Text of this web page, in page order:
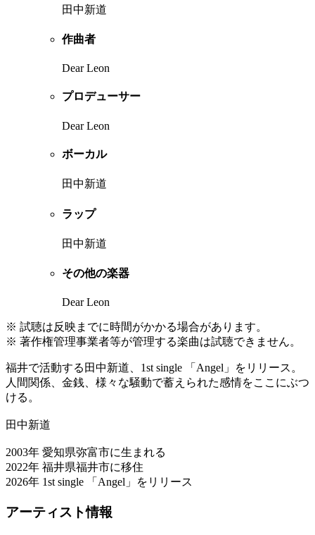
田中新道
作曲者
Dear Leon
プロデューサー
Dear Leon
ボーカル
田中新道
ラップ
田中新道
その他の楽器
Dear Leon
※ 試聴は反映までに時間がかかる場合があります。
※ 著作権管理事業者等が管理する楽曲は試聴できません。
福井で活動する田中新道、1st single 「Angel」をリリース。
人間関係、金銭、様々な騒動で蓄えられた感情をここにぶつ
ける。
田中新道
2003年 愛知県弥富市に生まれる
2022年 福井県福井市に移住
2026年 1st single 「Angel」をリリース
アーティスト情報